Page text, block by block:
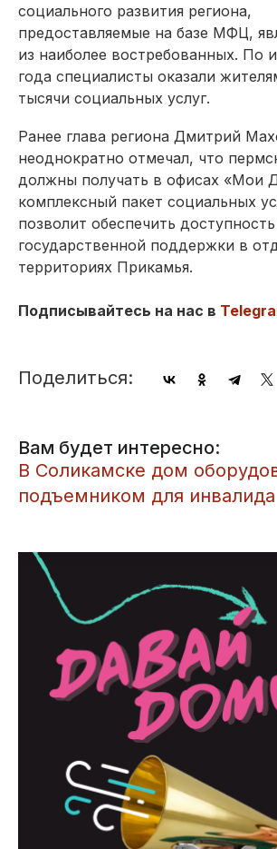
социального развития региона,
предоставляемые на базе МФЦ,
из наиболее востребованных. По
года специалисты оказали
тысячи социальных услуг.
Ранее глава региона Дмитрий
неоднократно отмечал, что
должны получать в офисах «Мои
комплексный пакет социальных
позволит обеспечить
государственной поддержки в
территориях Прикамья.
Подписывайтесь на нас в
Поделиться:
Вам будет интересно:
В Соликамске дом
подъемником для инвалида